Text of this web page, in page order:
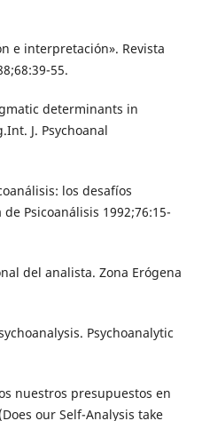
e interpretación». Revista
55.
determinants in
J. Psychoanal
los desafíos
Psicoanálisis 1992;76:15-
del analista. Zona Erógena
Psychoanalytic
nuestros presupuestos en
our Self-Analysis take